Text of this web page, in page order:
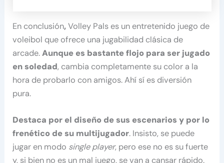
En conclusión,Volley Pals es un entretenido juego de
voleibol que ofrece una jugabilidad clásica de
arcade.Aunque es bastante flojo para ser jugado
en soledad, cambia completamente su color a la
hora de probarlo con amigos. Ahí sí es diversión
pura.
Destaca por el diseño de sus escenarios y por lo
frenético de su multijugador. Insisto, se puede
jugar en modo single player, pero ese no es su fuerte
y, si bien no es un mal juego, se van a cansar rápido.